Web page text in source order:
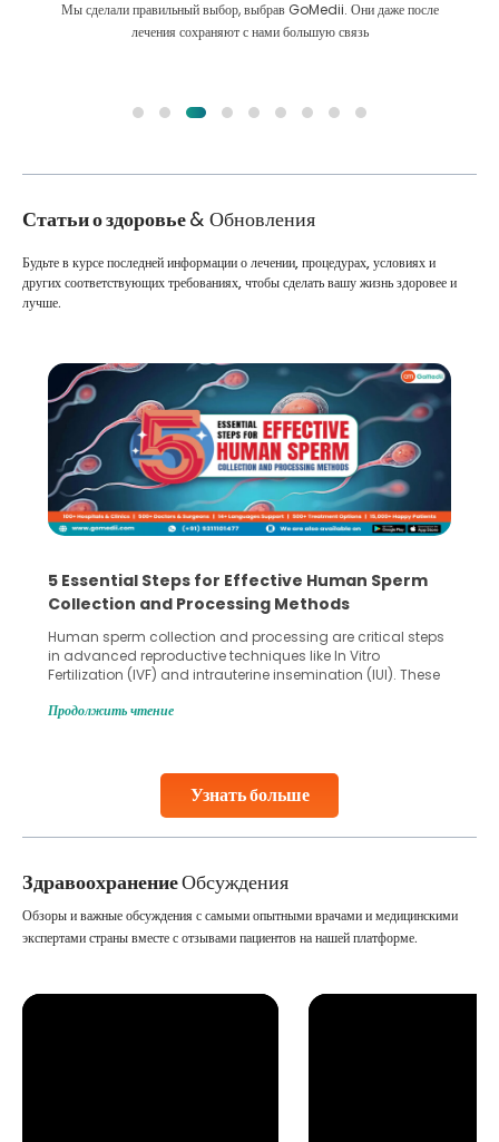
Мы сделали правильный выбор, выбрав GoMedii. Они даже после
лечения сохраняют с нами большую связь
Статьи о здоровье& Обновления
Узнать больше
Будьте в курсе последней информации о лечении, процедурах, условиях и
других соответствующих требованиях, чтобы сделать вашу жизнь здоровее и
лучше.
5 Essential Steps for Effective Human Sperm
Collection and Processing Methods
Human sperm collection and processing are critical steps
in advanced reproductive techniques like In Vitro
Fertilization (IVF) and intrauterine insemination (IUI). These
challenges and help couples achieve their dream of
collected, they process the
Продолжить чтение
ЗдравоохранениеОбсуждения
Обзоры и важные обсуждения с самыми опытными врачами и медицинскими
экспертами страны вместе с отзывами пациентов на нашей платформе.